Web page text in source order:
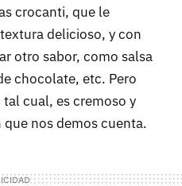
crocanti, que le
delicioso, y con
otro sabor, como salsa
chocolate, etc. Pero
cual, es cremoso y
nos demos cuenta.